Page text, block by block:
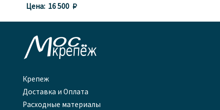
Цена: 16 500 

Крепеж
Доставка и Оплата
Расходные материалы